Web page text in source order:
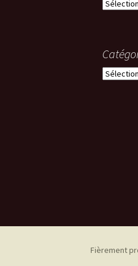
Archives
Fièrement